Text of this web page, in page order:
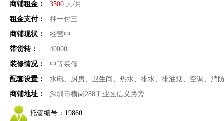
商铺租金：
3500 元/月
租金支付：
押一付三
商铺现状：
经营中
带货转：
40000
装修情况：
中等装修
配套设置：
水电、厨房、卫生间、热水、排水、排油烟、空调、消
商铺地址：
深圳市横岗288工业区信义路旁
托管编号： 19860